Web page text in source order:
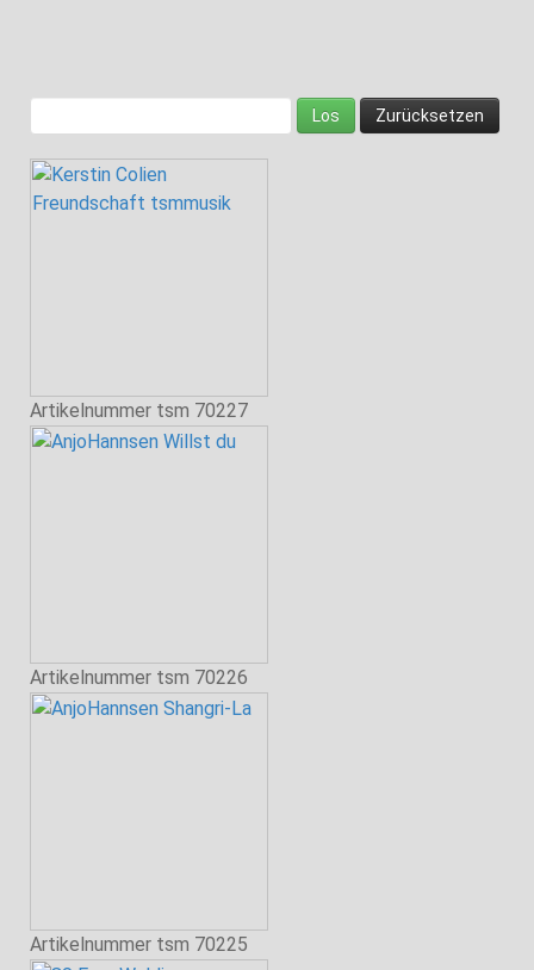
Artikelnummer tsm 70227
Artikelnummer tsm 70226
Artikelnummer tsm 70225